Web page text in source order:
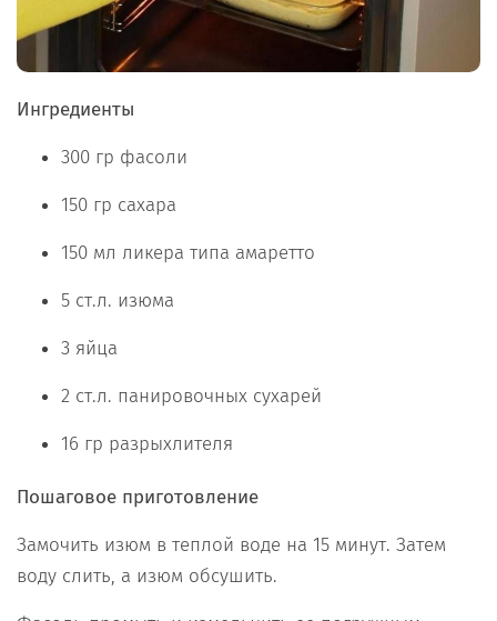
Ингредиенты
300 гр фасоли
150 гр сахара
150 мл ликера типа амаретто
5 ст.л. изюма
3 яйца
2 ст.л. панировочных сухарей
16 гр разрыхлителя
Пошаговое приготовление
Замочить изюм в теплой воде на 15 минут. Затем
воду слить, а изюм обсушить.